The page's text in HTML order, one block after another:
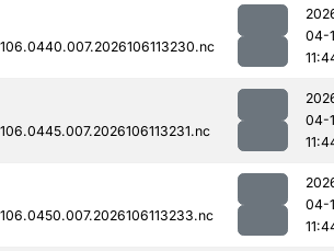
04-
04-
04-